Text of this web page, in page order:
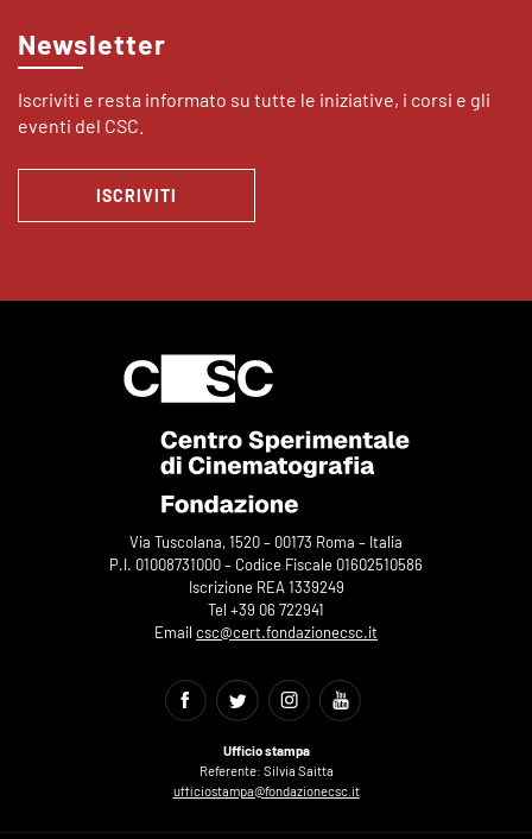
Newsletter
Iscriviti e resta informato su tutte le iniziative, i corsi e gli
eventi del CSC.
ISCRIVITI
Via Tuscolana, 1520 – 00173 Roma – Italia
P.I. 01008731000 – Codice Fiscale 01602510586
Iscrizione REA 1339249
Tel +39 06 722941
Email csc@cert.fondazionecsc.it
Ufficio stampa
Referente: Silvia Saitta
ufficiostampa@fondazionecsc.it